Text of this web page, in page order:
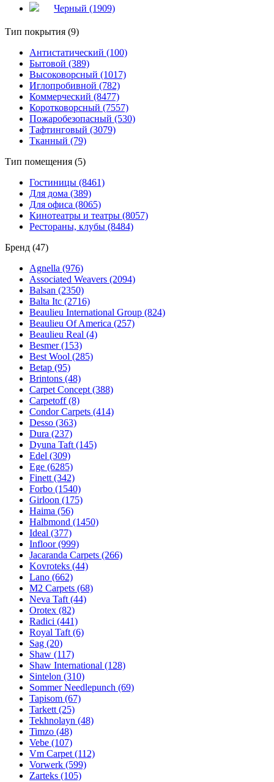
Черный (1909)
Тип покрытия (9)
Антистатический (100)
Бытовой (389)
Высоковорсный (1017)
Иглопробивной (782)
Коммерческий (8477)
Коротковорсный (7557)
Пожаробезопасный (530)
Тафтинговый (3079)
Тканный (79)
Тип помещения (5)
Гостиницы (8461)
Для дома (389)
Для офиса (8065)
Кинотеатры и театры (8057)
Рестораны, клубы (8484)
Бренд (47)
Agnella (976)
Associated Weavers (2094)
Balsan (2350)
Balta Itc (2716)
Beaulieu International Group (824)
Beaulieu Of America (257)
Beaulieu Real (4)
Besmer (153)
Best Wool (285)
Betap (95)
Brintons (48)
Carpet Concept (388)
Carpetoff (8)
Condor Carpets (414)
Desso (363)
Dura (237)
Dyuna Taft (145)
Edel (309)
Ege (6285)
Finett (342)
Forbo (1540)
Girloon (175)
Haima (56)
Halbmond (1450)
Ideal (377)
Infloor (999)
Jacaranda Carpets (266)
Kovroteks (44)
Lano (662)
M2 Carpets (68)
Neva Taft (44)
Orotex (82)
Radici (441)
Royal Taft (6)
Sag (20)
Shaw (117)
Shaw International (128)
Sintelon (310)
Sommer Needlepunch (69)
Tapisom (67)
Tarkett (25)
Tekhnolayn (48)
Timzo (48)
Vebe (107)
Vm Carpet (112)
Vorwerk (599)
Zarteks (105)